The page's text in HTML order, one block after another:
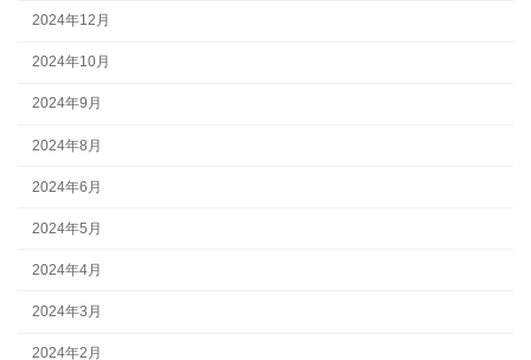
2024年12月
2024年10月
2024年9月
2024年8月
2024年6月
2024年5月
2024年4月
2024年3月
2024年2月